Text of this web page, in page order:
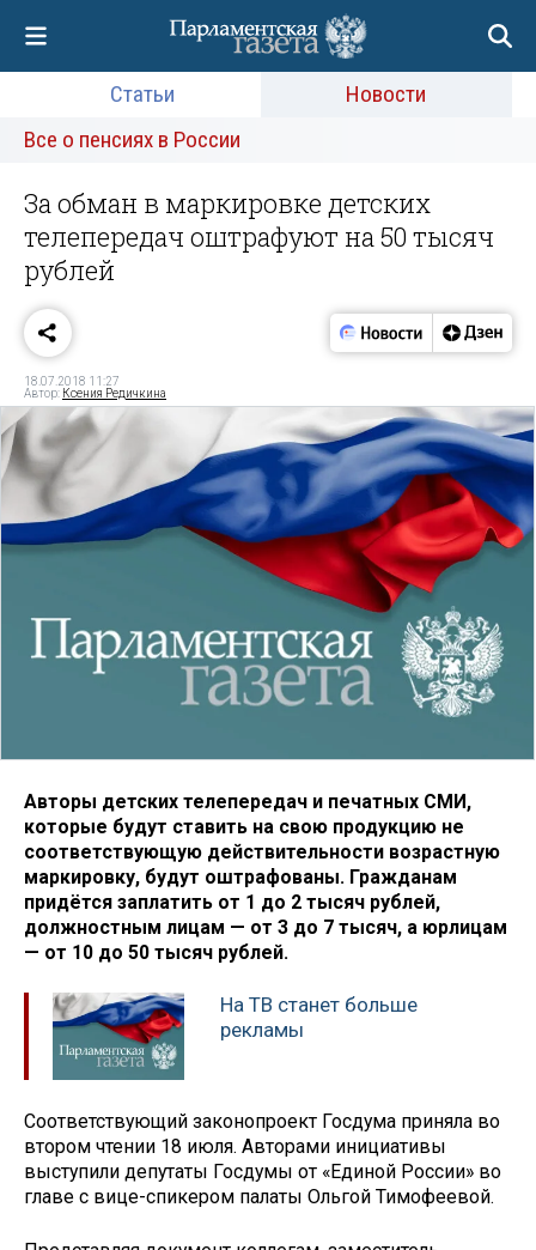
Статьи
Новости
Все о пенсиях в России
За обман в маркировке детских
телепередач оштрафуют на 50 тысяч
рублей
18.07.2018 11:27
Автор: Ксения Редичкина
Авторы детских телепередач и печатных СМИ,
которые будут ставить на свою продукцию не
соответствующую действительности возрастную
маркировку, будут оштрафованы. Гражданам
придётся заплатить от 1 до 2 тысяч рублей,
должностным лицам — от 3 до 7 тысяч, а юрлицам
— от 10 до 50 тысяч рублей.
На ТВ станет больше
рекламы
Соответствующий законопроект Госдума приняла во
втором чтении 18 июля. Авторами инициативы
выступили депутаты Госдумы от «Единой России» во
главе с вице-спикером палаты Ольгой Тимофеевой.